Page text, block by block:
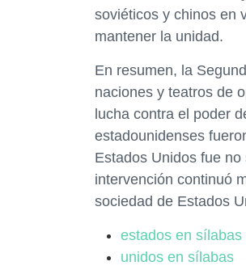
soviéticos y chinos en
mantener la unidad.
En resumen, la
naciones y teatros de
lucha contra el poder
estadounidenses
Estados Unidos fue
intervención continuó
sociedad de Estados
estados en sílabas
unidos en sílabas